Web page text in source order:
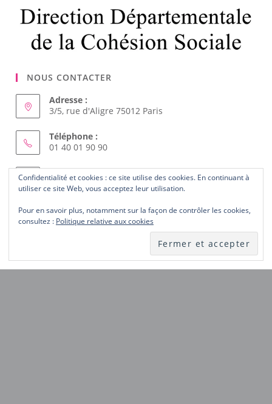
NOUS CONTACTER
Adresse :
3/5, rue d'Aligre 75012 Paris
Téléphone :
01 40 01 90 90
Courriel :
femmes.solidaires@wanadoo.frS’ouvre
dans
votre
application
ABONNEZ-VOUS AU SITE
Confidentialité et cookies : ce site utilise des cookies. En continuant à
utiliser ce site Web, vous acceptez leur utilisation.
Pour en savoir plus, notamment sur la façon de contrôler les cookies,
consultez : Politique relative aux cookies